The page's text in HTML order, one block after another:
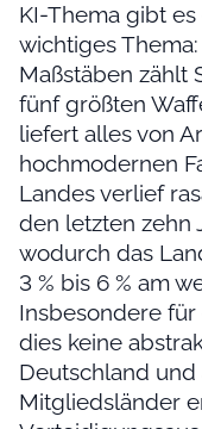
KI-Thema gibt
wichtiges
Maßstäben zählt
fünf größten
liefert alles von
hochmodernen
Landes verlief
den letzten zehn
wodurch das
3 % bis 6 % am
Insbesondere
dies keine
Deutschland
Mitgliedsländer